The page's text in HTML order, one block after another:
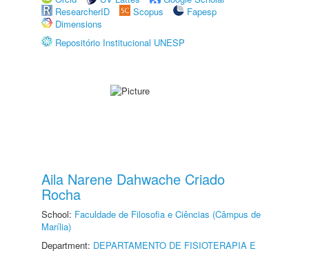
ResearcherID
Scopus
Fapesp
Dimensions
Repositório Institucional UNESP
Aila Narene Dahwache Criado
Rocha
School: Faculdade de Filosofia e Ciências (Câmpus de
Marília)
Department: DEPARTAMENTO DE FISIOTERAPIA E